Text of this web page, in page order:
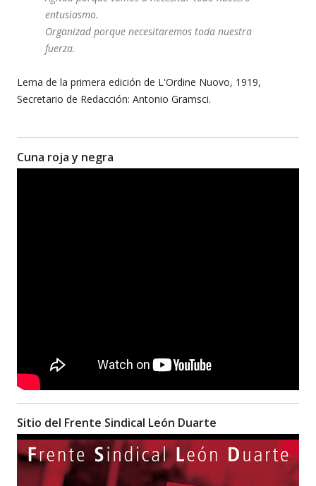
entusiasmo.
Organizad porque necesitaremos toda nuestra
fuerza.
Lema de la primera edición de L'Ordine Nuovo, 1919,
Secretario de Redacción: Antonio Gramsci.
Cuna roja y negra
Sitio del Frente Sindical León Duarte